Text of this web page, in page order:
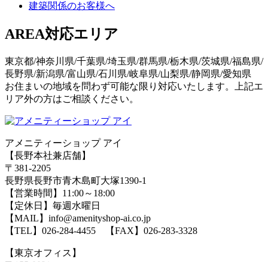
建築関係のお客様へ
AREA対応エリア
東京都/神奈川県/千葉県/埼玉県/群馬県/栃木県/茨城県/福島県/
長野県/新潟県/富山県/石川県/岐阜県/山梨県/静岡県/愛知県
お住まいの地域を問わず可能な限り対応いたします。上記エ
リア外の方はご相談ください。
アメニティーショップ アイ
【長野本社兼店舗】
〒381-2205
長野県長野市青木島町大塚1390-1
【営業時間】11:00～18:00
【定休日】毎週水曜日
【MAIL】info@amenityshop-ai.co.jp
【TEL】 026-284-4455 【FAX】026-283-3328
【東京オフィス】